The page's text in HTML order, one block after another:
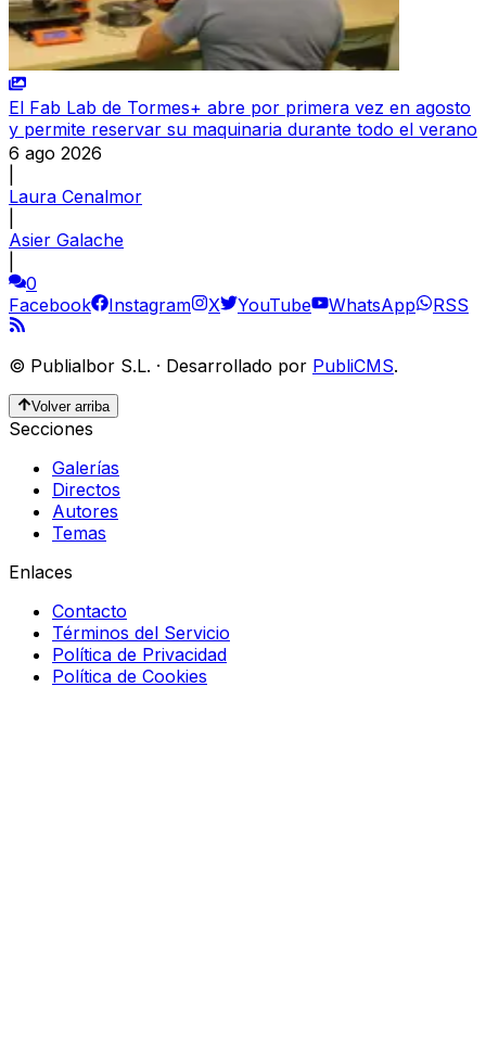
El Fab Lab de Tormes+ abre por primera vez en agosto
y permite reservar su maquinaria durante todo el verano
6 ago 2026
Laura Cenalmor
Asier Galache
0
Facebook
Instagram X YouTube WhatsApp RSS
© Publialbor S.L. · Desarrollado por PubliCMS.
Volver arriba
Secciones
Galerías
Directos
Autores
Temas
Enlaces
Contacto
Términos del Servicio
Política de Privacidad
Política de Cookies